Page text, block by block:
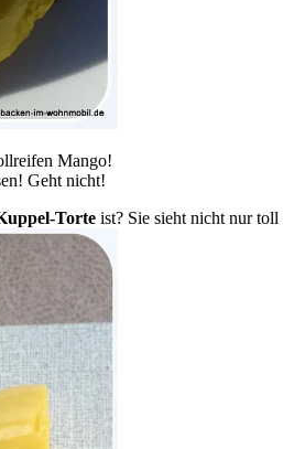
Mango!
Geht nicht!
Torte ist? Sie sieht nicht nur